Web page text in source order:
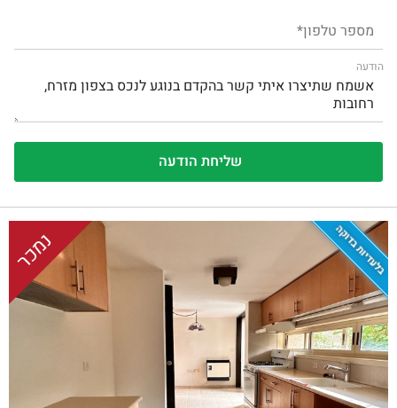
הודעה
בלעדיות בדוקה נמכר